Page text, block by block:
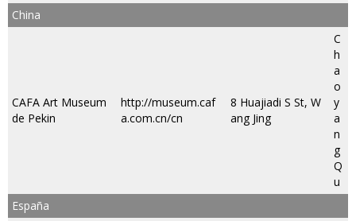
China
CAFA Art Museum
de Pekin
http://museum.caf
a.com.cn/cn
8 Huajiadi S St, W
ang Jing
C
h
a
o
y
a
n
g
Q
u
España